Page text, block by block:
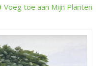
Voeg toe aan Mijn Planten